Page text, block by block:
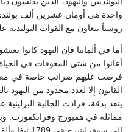
واحدة هي أومان عشرين ألف
روسياً يتعاون مع القوات البولندية
أما في ألمانيا فإن اليهود كانوا
أعانوا من شتى المعوقات في
القانون إلا لعدد محدود من اليهود
ينفذ بدقة، فزادت الجالية
مماثلة في همبورج وفرانكفورت.